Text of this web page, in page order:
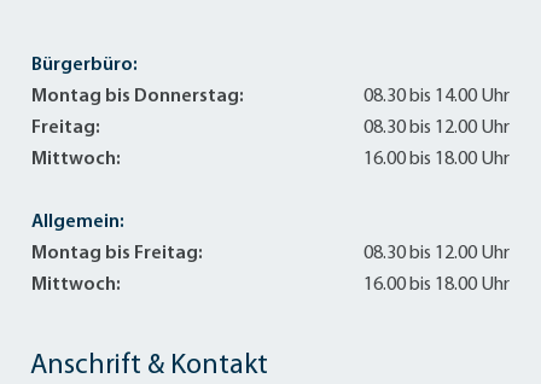
Anschrift & Kontakt
Bürgerbüro:
Montag bis Donnerstag:
08.30 bis 14.00 Uhr
Freitag:
08.30 bis 12.00 Uhr
Mittwoch:
16.00 bis 18.00 Uhr
Allgemein:
Montag bis Freitag:
08.30 bis 12.00 Uhr
Mittwoch:
16.00 bis 18.00 Uhr